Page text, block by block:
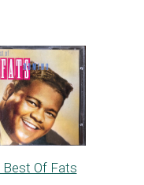
Best Of Fats